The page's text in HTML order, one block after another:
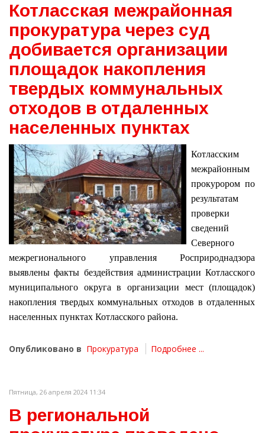
Котласская межрайонная
прокуратура через суд
добивается организации
площадок накопления
твердых коммунальных
отходов в отдаленных
населенных пунктах
Котласским
межрайонным
прокурором по
результатам
проверки
сведений
Северного
межрегионального управления Росприроднадзора
выявлены факты бездействия администрации Котласского
муниципального округа в организации мест (площадок)
накопления твердых коммунальных отходов в отдаленных
населенных пунктах Котласского района.
Опубликовано в Прокуратура Подробнее ...
Пятница, 26 апреля 2024 11:34
В региональной